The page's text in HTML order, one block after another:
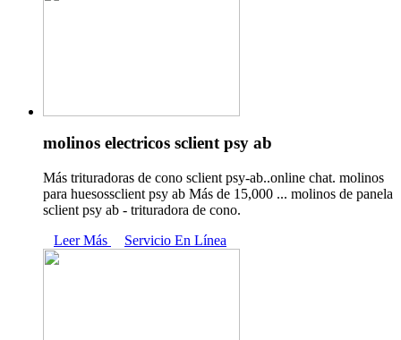
molinos electricos sclient psy ab
Más trituradoras de cono sclient psy-ab..online chat. molinos
para huesossclient psy ab Más de 15,000 ... molinos de panela
sclient psy ab - trituradora de cono.
Leer Más
Servicio En Línea